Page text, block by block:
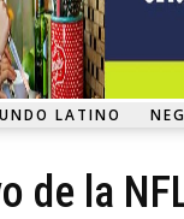
LATINO
de la